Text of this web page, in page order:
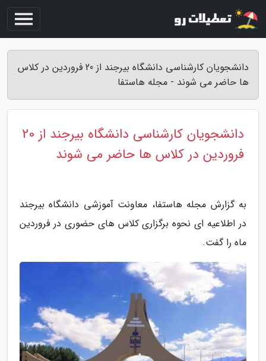
دانشجویان کارشناسی دانشگاه بیرجند از 20 فروردین در کلاس
ها حاضر می شوند - مجله هاستفا
دانشجویان کارشناسی دانشگاه بیرجند از 20
فروردین در کلاس ها حاضر می شوند
به گزارش مجله هاستفا، معاونت آموزشی دانشگاه بیرجند
در اطلاعیه ای نحوه برگزاری کلاس های حضوری در فروردین
ماه را گفت.